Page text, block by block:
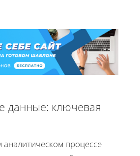
данные: ключевая
процессе